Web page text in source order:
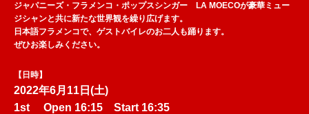
ジャパニーズ・フラメンコ・ポップスシンガー LA MOECOが豪華ミュー
ジシャンと共に新たな世界観を繰り広げます。
日本語フラメンコで、ゲストバイレのお二人も踊ります。
ぜひお楽しみください。
【日時】
2022年6月11日(土)
1st Open 16:15 Start 16:35